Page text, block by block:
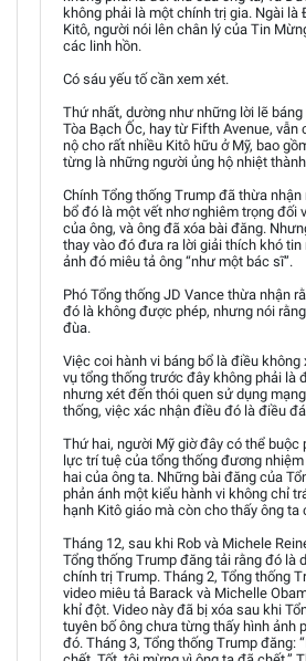
không phải là một chính trị gia. Ngài là
Kitô, người nói lên chân lý của Tin
các linh hồn.
Có sáu yếu tố cần xem xét.
Thứ nhất, dường như những lời lẽ
Tòa Bạch Ốc, hay từ Fifth Avenue, vẫn
nộ cho rất nhiều Kitô hữu ở Mỹ, bao
từng là những người ủng hộ nhiệt
Chính Tổng thống Trump đã thừa nhận
bổ đó là một vết nhơ nghiêm trọng đối
của ông, và ông đã xóa bài đăng.
thay vào đó đưa ra lời giải thích khó tin
ảnh đó miêu tả ông “như một bác sĩ”.
Phó Tổng thống JD Vance thừa nhận
đó là không được phép, nhưng nói
đùa.
Việc coi hành vi báng bổ là điều
vụ tổng thống trước đây không phải là
nhưng xét đến thói quen sử dụng
thống, việc xác nhận điều đó là điều
Thứ hai, người Mỹ giờ đây có thể buộc
lực trí tuệ của tổng thống đương
hai của ông ta. Những bài đăng của
phản ánh một kiểu hành vi không chỉ
hạnh Kitô giáo mà còn cho thấy ông ta
Tháng 12, sau khi Rob và Michele
Tổng thống Trump đăng tải rằng đó là
chính trị Trump. Tháng 2, Tổng thống
video miêu tả Barack và Michelle
khỉ đột. Video này đã bị xóa sau khi
tuyên bố ông chưa từng thấy hình ảnh
đó. Tháng 3, Tổng thống Trump đăng: